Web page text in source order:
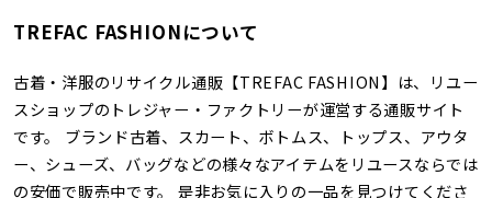
TREFAC FASHIONについて
古着・洋服のリサイクル通販【TREFAC FASHION】は、リユー
スショップのトレジャー・ファクトリーが運営する通販サイト
です。 ブランド古着、スカート、ボトムス、トップス、アウタ
ー、シューズ、バッグなどの様々なアイテムをリユースならでは
の安価で販売中です。 是非お気に入りの一品を見つけてくださ